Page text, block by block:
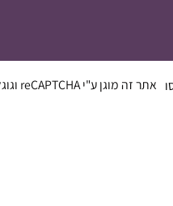
אתר זה מוגן ע"י reCAPTCHA וגוגל